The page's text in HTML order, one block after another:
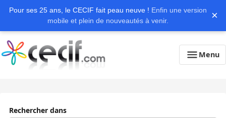
Pour ses 25 ans, le CECIF fait peau neuve ! Enfin une version
mobile et plein de nouveautés à venir.
×
Menu
Rechercher dans